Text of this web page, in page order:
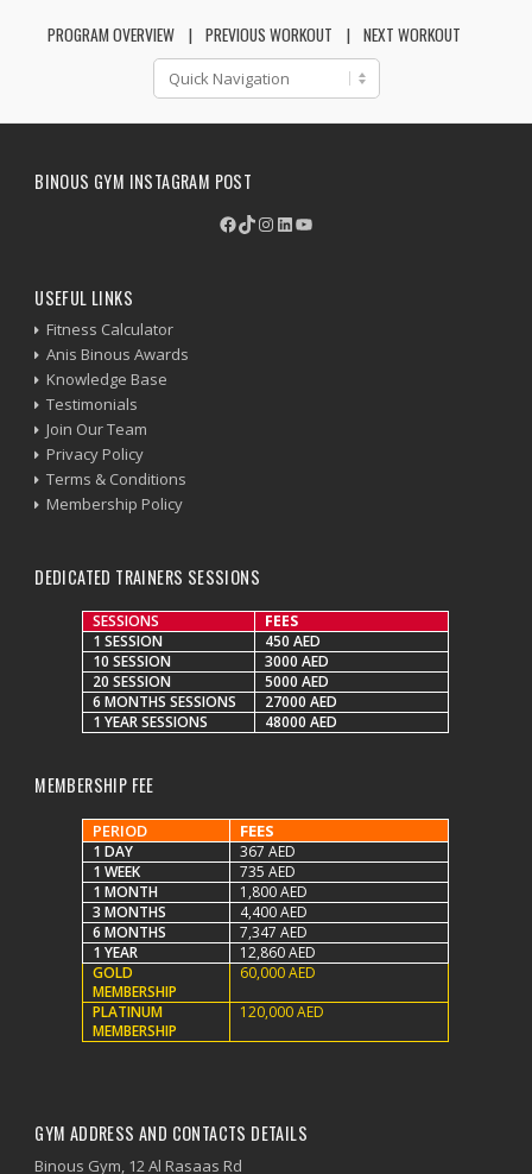
PROGRAM OVERVIEW PREVIOUS WORKOUT NEXT WORKOUT
BINOUS GYM INSTAGRAM POST
Facebook
TikTok
Instagram
LinkedIn
YouTube
USEFUL LINKS
Fitness Calculator
Anis Binous Awards
Knowledge Base
Testimonials
Join Our Team
Privacy Policy
Terms & Conditions
Membership Policy
DEDICATED TRAINERS SESSIONS
SESSIONS
FEES
1 SESSION
450 AED
10 SESSION
3000 AED
20 SESSION
5000 AED
6 MONTHS SESSIONS
27000 AED
1 YEAR SESSIONS
48000 AED
MEMBERSHIP FEE
PERIOD FEES
1 DAY
367 AED
1 WEEK
735 AED
1 MONTH
1,800 AED
3 MONTHS
4,400 AED
6 MONTHS
7,347 AED
1 YEAR
12,860 AED
GOLD
MEMBERSHIP
60,000 AED
PLATINUM
MEMBERSHIP
120,000 AED
GYM ADDRESS AND CONTACTS DETAILS
Binous Gym, 12 Al Rasaas Rd